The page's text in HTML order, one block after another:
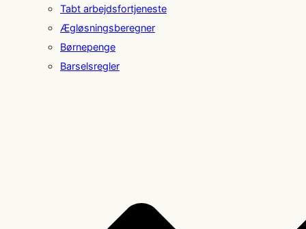
Tabt arbejdsfortjeneste
Ægløsningsberegner
Børnepenge
Barselsregler